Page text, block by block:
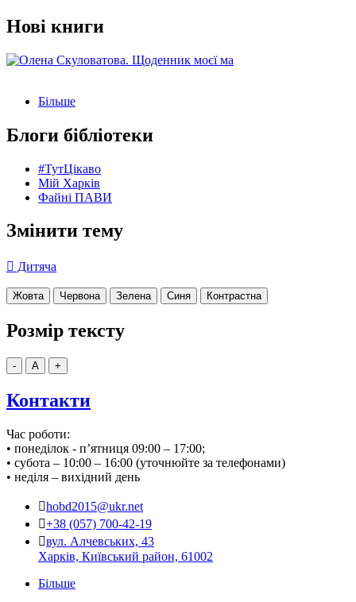
Нові книги
Більше
Блоги бібліотеки
#ТутЦікаво
Мій Харків
Файні ПАВИ
Змінити тему
Дитяча
Жовта Червона Зелена Синя Контрастна
Розмір тексту
- A +
Контакти
Час роботи:
• понеділок - п’ятниця 09:00 – 17:00;
• субота – 10:00 – 16:00 (уточнюйте за телефонами)
• неділя – вихідний день
hobd2015@ukr.net
+38 (057) 700-42-19
вул. Алчевських, 43
Харків, Київський район, 61002
Більше